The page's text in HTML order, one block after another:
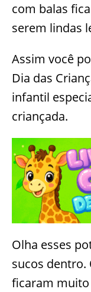
com balas
serem lindas
Assim você
Dia das
infantil
criançada.
Olha esses
sucos dentro.
ficaram muito